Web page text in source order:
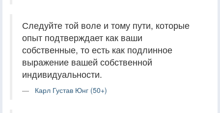
Следуйте той воле и тому пути, которые
опыт подтверждает как ваши
собственные, то есть как подлинное
выражение вашей собственной
индивидуальности.
Карл Густав Юнг (50+)